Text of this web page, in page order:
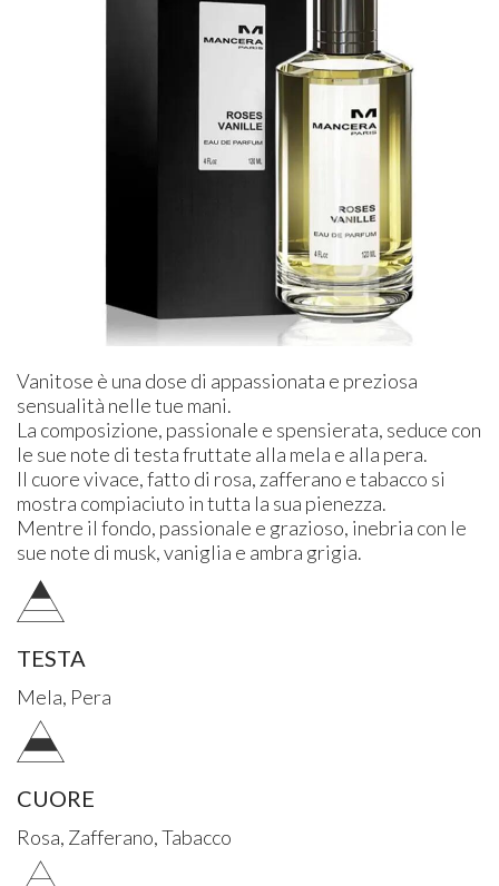
Vanitose è una dose di appassionata e preziosa
sensualità nelle tue mani.
La composizione, passionale e spensierata, seduce con
le sue note di testa fruttate alla mela e alla pera.
Il cuore vivace, fatto di rosa, zafferano e tabacco si
mostra compiaciuto in tutta la sua pienezza.
Mentre il fondo, passionale e grazioso, inebria con le
sue note di musk, vaniglia e ambra grigia.
TESTA
Mela, Pera
CUORE
Rosa, Zafferano, Tabacco